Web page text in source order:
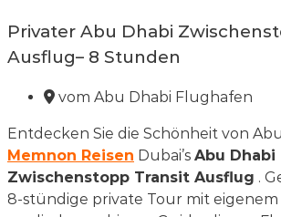
Privater Abu Dhabi
Ausflug– 8 Stunden
vom Abu Dhabi Flughafen
Entdecken Sie die Schönheit von
Memnon Reisen Dubai’s Abu Dhabi
Zwischenstopp Transit Ausflug .
8-stündige private Tour mit